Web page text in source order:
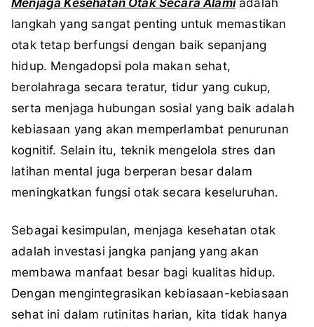
langkah yang sangat penting untuk memastikan
otak tetap berfungsi dengan baik sepanjang
hidup. Mengadopsi pola makan sehat,
berolahraga secara teratur, tidur yang cukup,
serta menjaga hubungan sosial yang baik adalah
kebiasaan yang akan memperlambat penurunan
kognitif. Selain itu, teknik mengelola stres dan
latihan mental juga berperan besar dalam
meningkatkan fungsi otak secara keseluruhan.
Sebagai kesimpulan, menjaga kesehatan otak
adalah investasi jangka panjang yang akan
membawa manfaat besar bagi kualitas hidup.
Dengan mengintegrasikan kebiasaan-kebiasaan
sehat ini dalam rutinitas harian, kita tidak hanya